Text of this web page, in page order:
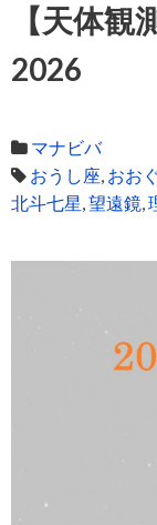
【天体
2026
マナビバ
おうし座, おお
北斗七星,望遠鏡,